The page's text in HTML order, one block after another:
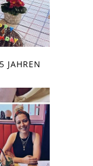
JAHREN